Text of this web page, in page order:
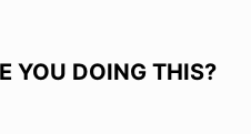
YOU DOING THIS?